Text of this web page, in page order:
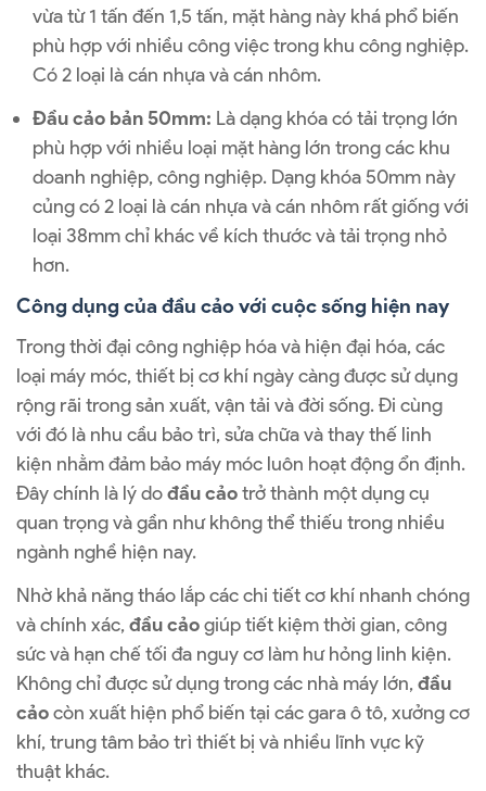
vừa từ 1 tấn đến 1,5 tấn, mặt hàng này khá phổ biến
phù hợp với nhiều công việc trong khu công nghiệp.
Có 2 loại là cán nhựa và cán nhôm.
Đầu cảo bản 50mm: Là dạng khóa có tải trọng lớn
phù hợp với nhiều loại mặt hàng lớn trong các khu
doanh nghiệp, công nghiệp. Dạng khóa 50mm này
củng có 2 loại là cán nhựa và cán nhôm rất giống với
loại 38mm chỉ khác về kích thước và tải trọng nhỏ
hơn.
Công dụng của đầu cảo với cuộc sống hiện nay
Trong thời đại công nghiệp hóa và hiện đại hóa, các
loại máy móc, thiết bị cơ khí ngày càng được sử dụng
rộng rãi trong sản xuất, vận tải và đời sống. Đi cùng
với đó là nhu cầu bảo trì, sửa chữa và thay thế linh
kiện nhằm đảm bảo máy móc luôn hoạt động ổn định.
Đây chính là lý dođầu cảotrở thành một dụng cụ
quan trọng và gần như không thể thiếu trong nhiều
ngành nghề hiện nay.
Nhờ khả năng tháo lắp các chi tiết cơ khí nhanh chóng
và chính xác,đầu cảogiúp tiết kiệm thời gian, công
sức và hạn chế tối đa nguy cơ làm hư hỏng linh kiện.
Không chỉ được sử dụng trong các nhà máy lớn,đầu
cảocòn xuất hiện phổ biến tại các gara ô tô, xưởng cơ
khí, trung tâm bảo trì thiết bị và nhiều lĩnh vực kỹ
thuật khác.